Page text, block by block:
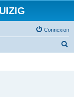
Connexion